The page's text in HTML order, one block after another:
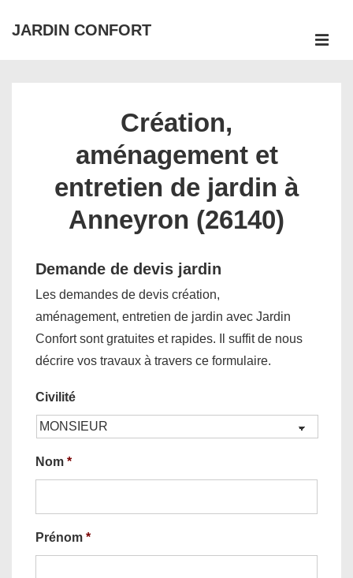
passer
JARDIN CONFORT
Création,
aménagement et
entretien de jardin à
Anneyron (26140)
Demande de devis jardin
Les demandes de devis création,
aménagement, entretien de jardin avec Jardin
Confort sont gratuites et rapides. Il suffit de nous
décrire vos travaux à travers ce formulaire.
Civilité
Nom *
Prénom *